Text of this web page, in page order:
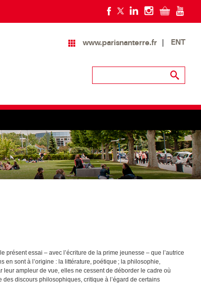
www.parisnanterre.fr ENT
présent essai – avec l’écriture de la prime jeunesse – que l’autrice
sont à l’origine : la littérature, poétique ; la philosophie,
ampleur de vue, elles ne cessent de déborder le cadre où
discours philosophiques, critique à l’égard de certains